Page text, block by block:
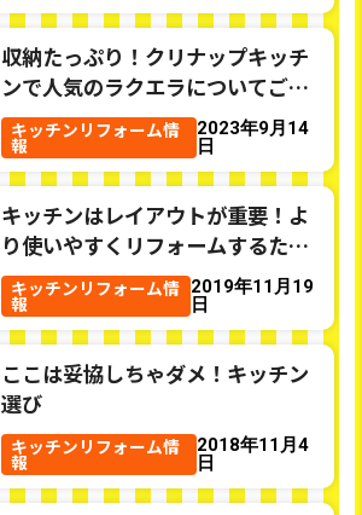
収納たっぷり！クリナップキッチ
ンで人気のラクエラについてご紹
介☆
キッチンリフォーム情
報
2023年9月14
日
キッチンはレイアウトが重要！よ
り使いやすくリフォームするため
のポイント
キッチンリフォーム情
報
2019年11月19
日
ここは妥協しちゃダメ！キッチン
選び
キッチンリフォーム情
報
2018年11月4
日